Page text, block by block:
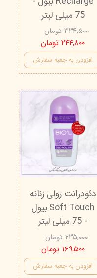
75 میلی لیتر
۳۳۴,۵۰۰ تومان
۲۴۴,۸۰۰ تومان
افزودن به جعبه سفارش
دئودرانت رولی زنانه
Soft Touch بیول
- 75 میلی لیتر
۲۳۵,۰۰۰ تومان
۱۶۹,۵۰۰ تومان
افزودن به جعبه سفارش